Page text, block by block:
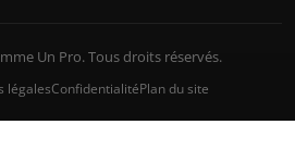
Un Pro. Tous droits réservés.
légalesConfidentialitéPlan du site